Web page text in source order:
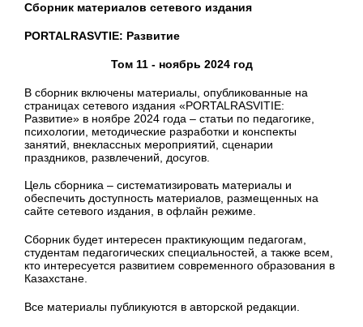
Сборник материалов сетевого издания
PORTALRASVTIE: Развитие
Том 11 - ноябрь 2024 год
В сборник включены материалы, опубликованные на
страницах сетевого издания «PORTALRASVITIE:
Развитие» в ноябре 2024 года – статьи по педагогике,
психологии, методические разработки и конспекты
занятий, внеклассных мероприятий, сценарии
праздников, развлечений, досугов.
Цель сборника – систематизировать материалы и
обеспечить доступность материалов, размещенных на
сайте сетевого издания, в офлайн режиме.
Сборник будет интересен практикующим педагогам,
студентам педагогических специальностей, а также всем,
кто интересуется развитием современного образования в
Казахстане.
Все материалы публикуются в авторской редакции.